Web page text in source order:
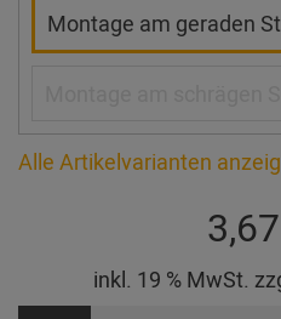
Montage am geraden
Alle Artikelvarianten
inkl. 19 % MwSt.